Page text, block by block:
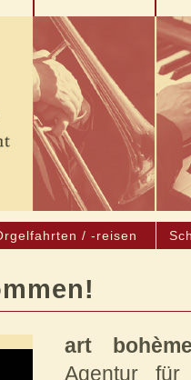
/ -reisen
art
Agentur